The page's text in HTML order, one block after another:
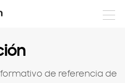
de referencia de